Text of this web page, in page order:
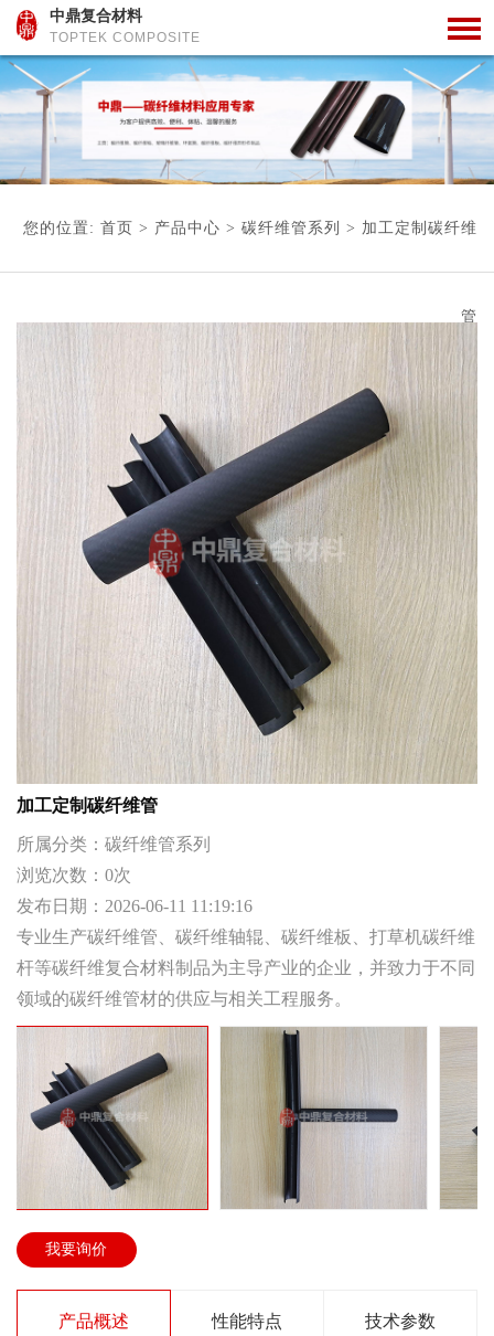
中鼎复合材料
TOPTEK COMPOSITE
您的位置: 首页 > 产品中心 > 碳纤维管系列 > 加工定制碳纤维
管
加工定制碳纤维管
所属分类： 碳纤维管系列
浏览次数： 0次
发布日期： 2026-06-11 11:19:16
专业生产碳纤维管、碳纤维轴辊、碳纤维板、打草机碳纤维
杆等碳纤维复合材料制品为主导产业的企业，并致力于不同
领域的碳纤维管材的供应与相关工程服务。
我要询价
产品概述 性能特点 技术参数